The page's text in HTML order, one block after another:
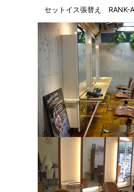
セットイス張替え RANK-